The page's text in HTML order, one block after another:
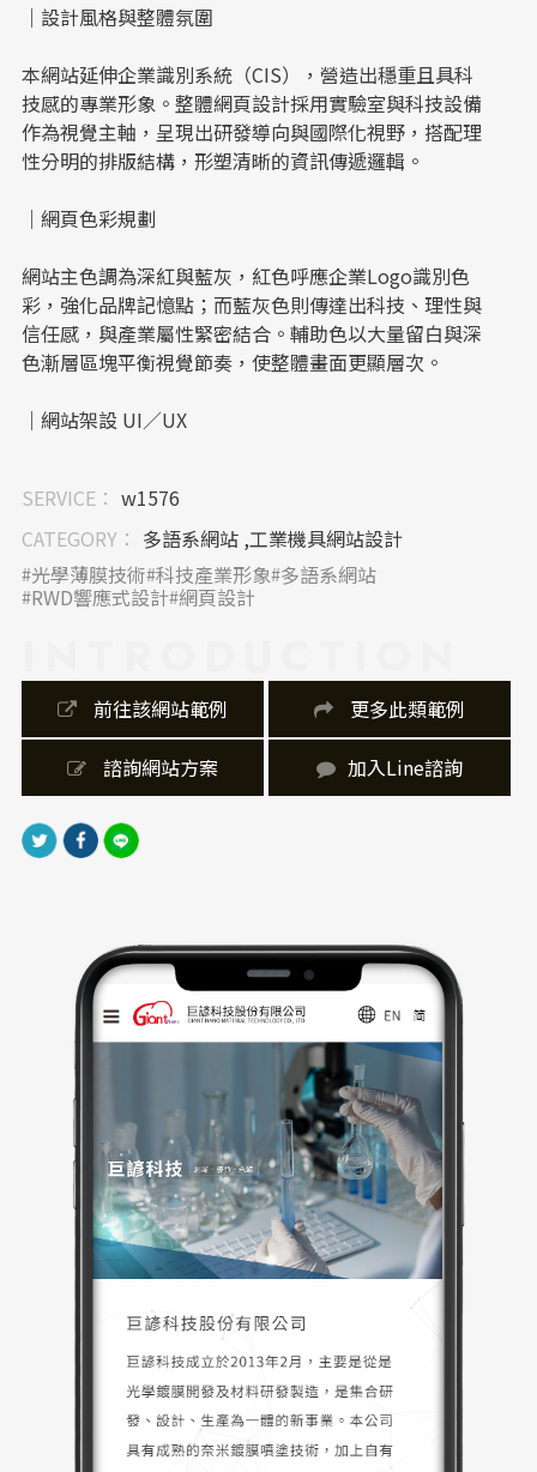
｜設計風格與整體氛圍
本網站延伸企業識別系統（CIS），營造出穩重且具科
技感的專業形象。整體網頁設計採用實驗室與科技設備
作為視覺主軸，呈現出研發導向與國際化視野，搭配理
性分明的排版結構，形塑清晰的資訊傳遞邏輯。
｜網頁色彩規劃
網站主色調為深紅與藍灰，紅色呼應企業Logo識別色
彩，強化品牌記憶點；而藍灰色則傳達出科技、理性與
信任感，與產業屬性緊密結合。輔助色以大量留白與深
色漸層區塊平衡視覺節奏，使整體畫面更顯層次。
｜網站架設 UI／UX
即可快速掌握公司簡介、服務項目與最新消息，有效降
低使用者尋找資訊的成本。RWD 響應式設計確保在行動
裝置上同樣擁有流暢體驗，顯示出網站製作時對跨平台
需求的重視。
首頁Banner選用實驗室操作圖，營造科技與專業氛圍，
同時搭配微透明幾何圖層，提升整體質感。圖示設計簡
約、易辨識，讓複雜的服務項目一目了然，整體視覺呈
現兼顧專業性與易讀性。
｜網站製作，技術細節
能完美適配。
SERVICE： w1576
CATEGORY： 多語系網站 ,工業機具網站設計
光學薄膜技術 科技產業形象 多語系網站
RWD響應式設計 網頁設計
前往該網站範例 更多此類範例
諮詢網站方案 加入Line諮詢